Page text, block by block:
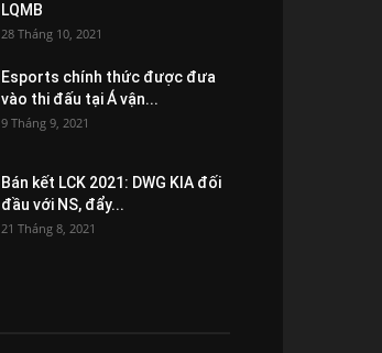
LQMB
28 Tháng 10, 2021
Esports chính thức được đưa
vào thi đấu tại Á vận...
9 Tháng 9, 2021
Bán kết LCK 2021: DWG KIA đối
đầu với NS, đẩy...
21 Tháng 8, 2021